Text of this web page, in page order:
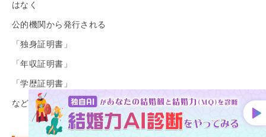
はなく
公的機関から発行される
「独身証明書」
「年収証明書」
「学歴証明書」
などの提出が必須な婚活方法を選ぶことをおすすめします。